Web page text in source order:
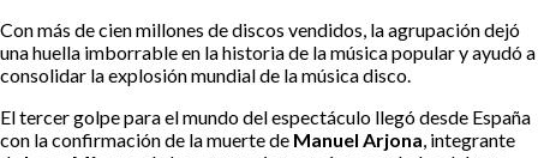
Con más de cien millones de discos vendidos, la agrupación dejó
una huella imborrable en la historia de la música popular y ayudó a
consolidar la explosión mundial de la música disco.
El tercer golpe para el mundo del espectáculo llegó desde España
con la confirmación de la muerte de Manuel Arjona, integrante